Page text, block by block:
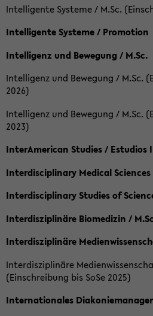
Intelligente Systeme / M.Sc.
Intelligente Systeme / Promotion
Intelligenz und Bewegung / M.Sc.
Intelligenz und Bewegung / M.Sc.
2026)
Intelligenz und Bewegung / M.Sc.
2023)
InterAmerican Studies / Estudios
Interdisciplinary Medical Sciences
Interdisciplinary Studies of
Interdisziplinäre Biomedizin /
Interdisziplinäre
Interdisziplinäre
(Einschreibung bis SoSe 2025)
Internationales